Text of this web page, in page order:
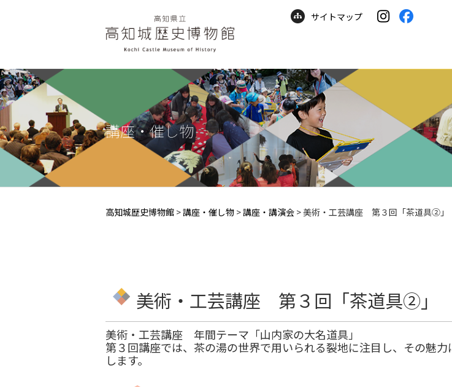
サイトマップ
講座・催し物
高知城歴史博物館 >講座・催し物 >講座・講演会 >美術・工芸講座 第３回「茶道具②」
美術・工芸講座 第３回「茶道具②」
美術・工芸講座 年間テーマ「山内家の大名道具」
第３回講座では、茶の湯の世界で用いられる裂地に注目し、その魅
します。